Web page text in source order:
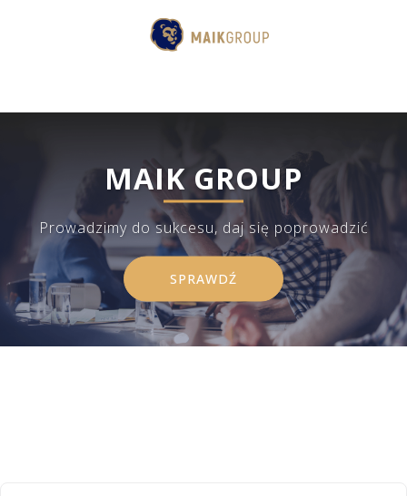
MAIK GROUP
Prowadzimy do sukcesu, daj się poprowadzić
SPRAWDŹ